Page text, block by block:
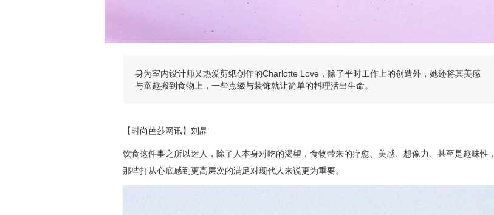
身为室内设计师又热爱剪纸创作的Charlotte Love，除了平时工作上的创造外，她还将其美感
与童趣搬到食物上，一些点缀与装饰就让简单的料理活出生命。
【时尚芭莎网讯】刘晶
饮食这件事之所以迷人，除了人本身对吃的渴望，食物带来的疗愈、美感、想像力、甚至是趣味性，
那些打从心底感到更高层次的满足对现代人来说更为重要。